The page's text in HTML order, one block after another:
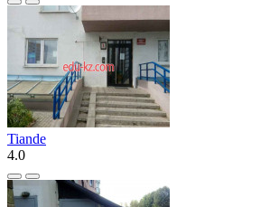
Tiande
4.0